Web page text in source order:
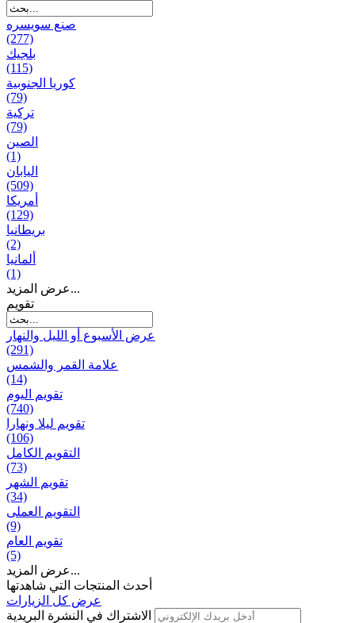
صنع سویسره
(277)
بلجيك
(115)
كوريا الجنوبية
(79)
تركية
(79)
الصين
(1)
اليابان
(509)
أمريكا
(129)
بریطانیا
(2)
ألمانيا
(1)
عرض المزيد...
تقويم
عرض الأسبوع أو الليل والنهار
(291)
علامة القمر والشمس
(14)
تقویم الیوم
(740)
تقويم ليلا ونهارا
(106)
التقويم الكامل
(73)
تقويم الشهر
(34)
التقويم العملی
(9)
تقويم العام
(5)
عرض المزيد...
أحدث المنتجات التي شاهدتها
عرض كل الزيارات
الاشتراك في النشرة البريدية